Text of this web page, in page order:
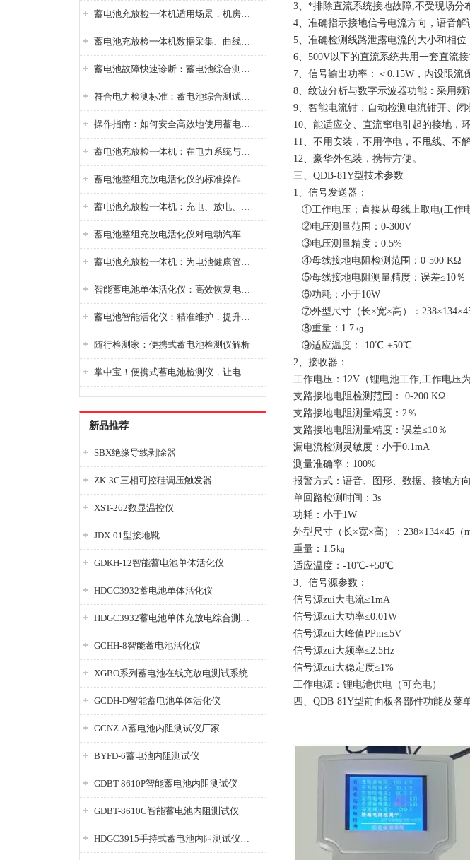
蓄电池充放检一体机适用场景，机房基站变电站铅酸蓄电池维护检测应用
蓄电池充放检一体机数据采集、曲线分析与电池健康状态智能评估功能详解
蓄电池故障快速诊断：蓄电池综合测试仪判断落后电池的方法与标准
符合电力检测标准：蓄电池综合测试仪测试规范与精度校准方法详解
操作指南：如何安全高效地使用蓄电池智能活化仪？
蓄电池充放检一体机：在电力系统与储能设备中的创新应用，确保蓄电池性能与可靠性
蓄电池整组充放电活化仪的标准操作流程：从接线设置到充放电参数设定的安全规范
蓄电池充放检一体机：充电、放电、检测三功能集成设备
蓄电池整组充放电活化仪对电动汽车电池有帮助吗？
蓄电池充放检一体机：为电池健康管理提供一站式解决方案
智能蓄电池单体活化仪：高效恢复电池性能，延长蓄电池使用寿命
蓄电池智能活化仪：精准维护，提升电池健康状态
随行检测家：便携式蓄电池检测仪解析
掌中宝！便携式蓄电池检测仪，让电池检测变得简单又快捷！
新品推荐
SBX绝缘导线剥除器
ZK-3C三相可控硅调压触发器
XST-262数显温控仪
JDX-01型接地靴
GDKH-12智能蓄电池单体活化仪
HDGC3932蓄电池单体活化仪
HDGC3932蓄电池单体充放电综合测试仪
GCHH-8智能蓄电池活化仪
XGBO系列蓄电池在线充放电测试系统
GCDH-D智能蓄电池单体活化仪
GCNZ-A蓄电池内阻测试仪厂家
BYFD-6蓄电池内阻测试仪
GDBT-8610P智能蓄电池内阻测试仪
GDBT-8610C智能蓄电池内阻测试仪
HDGC3915手持式蓄电池内阻测试仪厂家
3、*排除直流系统接地故障,不受现场分
4、准确指示接地信号电流方向，语音解
5、准确检测线路泄露电流的大小和相
6、500V以下的直流系统共用一套直流
7、信号输出功率：＜0.15W，内设限流
8、纹波分析与数字示波器功能：采用
9、智能电流钳，自动检测电流钳开、闭
10、能适应交、直流窜电引起的接地，
11、不用安装，不用停电，不甩线、不
12、豪华外包装，携带方便。
三、QDB-81Y型技术参数
1、信号发送器：
①工作电压：直接从母线上取电(工作
②电压测量范围：0-300V
③电压测量精度：0.5%
④母线接地电阻检测范围：0-500 KΩ
⑤母线接地电阻测量精度：误差≤10％
⑥功耗：小于10W
⑦外型尺寸（长×宽×高）：238×134×45
⑧重量：1.7㎏
⑨适应温度：-10℃-+50℃
2、接收器：
工作电压：12V（锂电池工作,工作电压为
支路接地电阻检测范围： 0-200 KΩ
支路接地电阻测量精度：2％
支路接地电阻测量精度：误差≤10％
漏电流检测灵敏度：小于0.1mA
测量准确率：100%
报警方式：语音、图形、数据、接地方向
单回路检测时间：3s
功耗：小于1W
外型尺寸（长×宽×高）：238×134×45（
重量：1.5㎏
适应温度：-10℃-+50℃
3、信号源参数：
信号源zui大电流≤1mA
信号源zui大功率≤0.01W
信号源zui大峰值PPm≤5V
信号源zui大频率≤2.5Hz
信号源zui大稳定度≤1%
工作电源：锂电池供电（可充电）
四、QDB-81Y型前面板各部件功能及菜